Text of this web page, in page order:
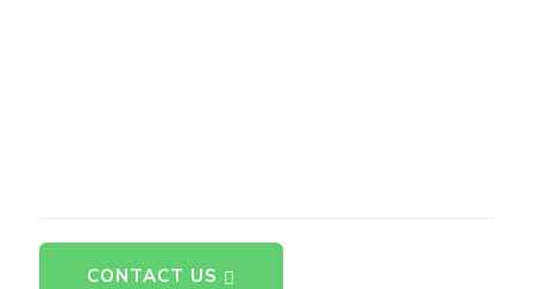
CONTACT US